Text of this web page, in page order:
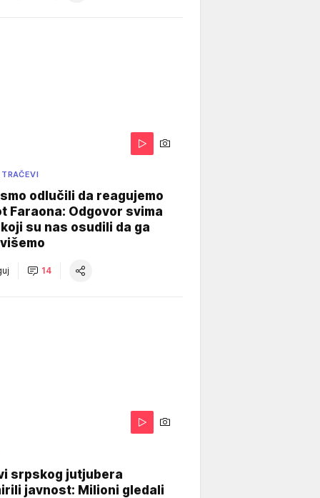
odlučili da reagujemo
Faraona: Odgovor svima
su nas osudili da ga
14
srpskog jutjubera
javnost: Milioni gledali